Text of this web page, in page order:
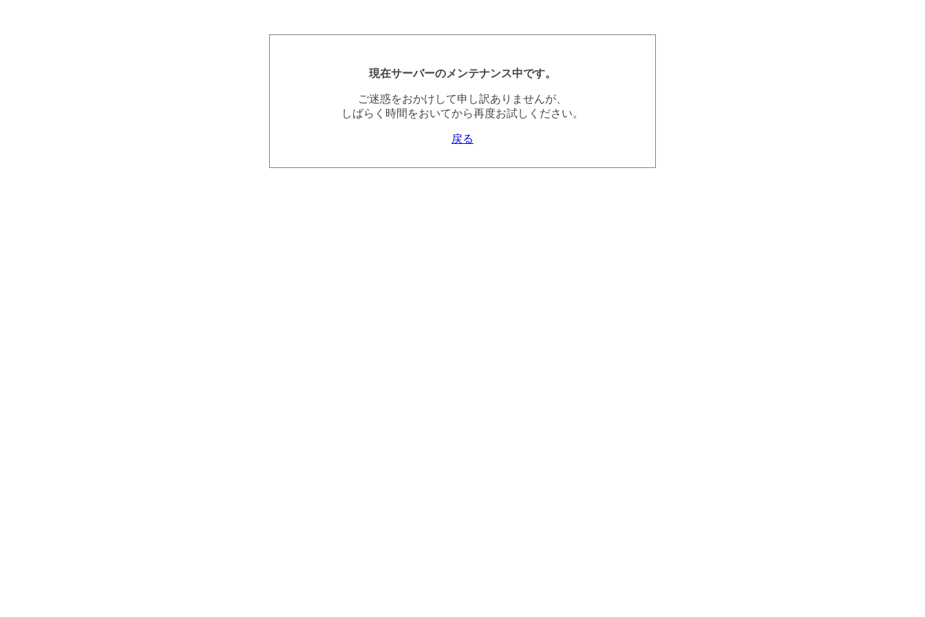
現在サーバーのメンテナンス中です。
ご迷惑をおかけして申し訳ありませんが、
しばらく時間をおいてから再度お試しください。
戻る